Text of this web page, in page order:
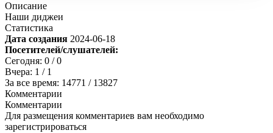
Описание
Наши диджеи
Статистика
Дата создания 2024-06-18
Посетителей/слушателей:
Сегодня: 0 / 0
Вчера: 1 / 1
За все время: 14771 / 13827
Комментарии
Комментарии
Для размещения комментариев вам необходимо
зарегистрироваться